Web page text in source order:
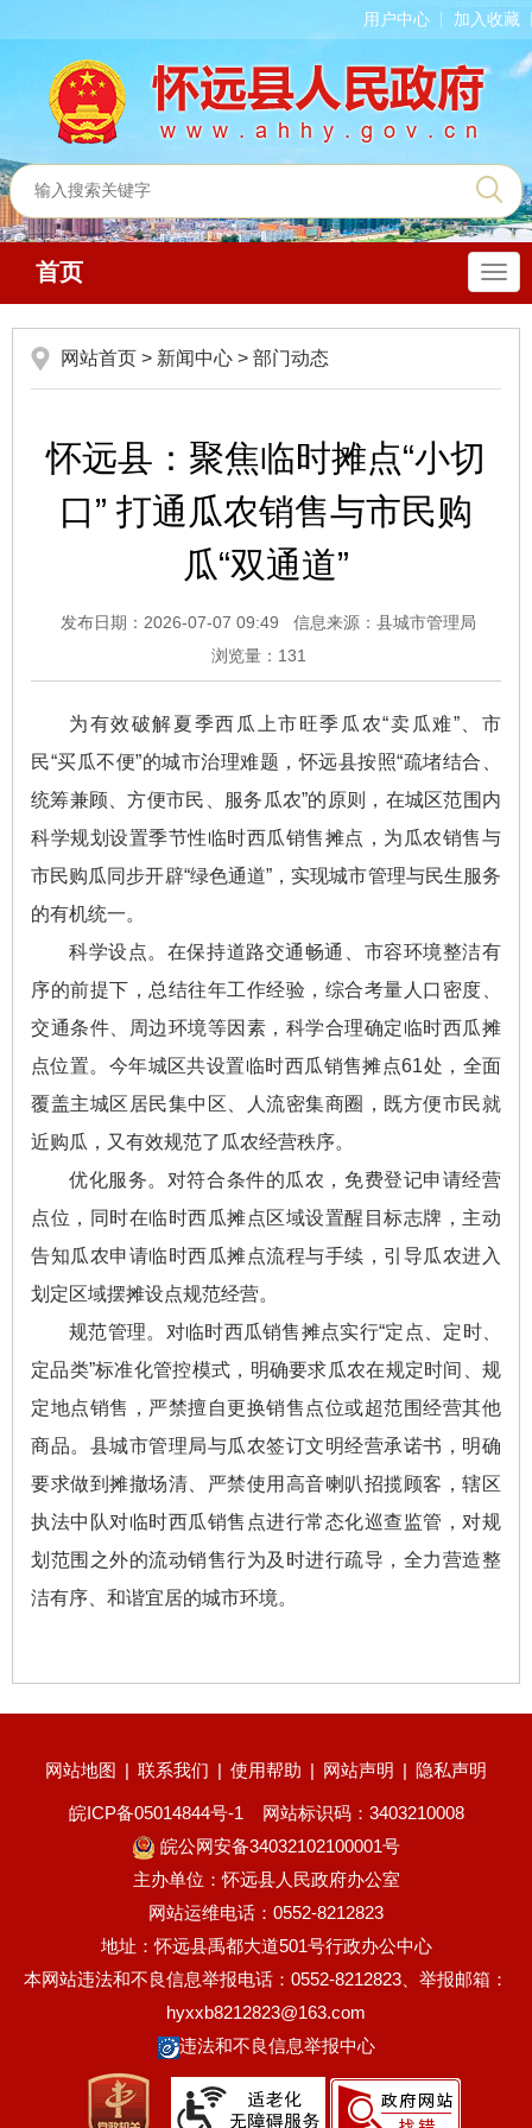
用户中心 加入收藏
导
航
首页
网站首页 > 新闻中心 > 部门动态
怀远县：聚焦临时摊点“小切
口” 打通瓜农销售与市民购
瓜“双通道”
发布日期：2026-07-07 09:49
信息来源：县城市管理局
浏览量： 131
为有效破解夏季西瓜上市旺季瓜农“卖瓜难”、市
民“买瓜不便”的城市治理难题，怀远县按照“疏堵结合、
统筹兼顾、方便市民、服务瓜农”的原则，在城区范围内
科学规划设置季节性临时西瓜销售摊点，为瓜农销售与
市民购瓜同步开辟“绿色通道”，实现城市管理与民生服务
的有机统一。
科学设点。在保持道路交通畅通、市容环境整洁有
序的前提下，总结往年工作经验，综合考量人口密度、
交通条件、周边环境等因素，科学合理确定临时西瓜摊
点位置。今年城区共设置临时西瓜销售摊点61处，全面
覆盖主城区居民集中区、人流密集商圈，既方便市民就
近购瓜，又有效规范了瓜农经营秩序。
优化服务。对符合条件的瓜农，免费登记申请经营
点位，同时在临时西瓜摊点区域设置醒目标志牌，主动
告知瓜农申请临时西瓜摊点流程与手续，引导瓜农进入
划定区域摆摊设点规范经营。
规范管理。对临时西瓜销售摊点实行“定点、定时、
定品类”标准化管控模式，明确要求瓜农在规定时间、规
定地点销售，严禁擅自更换销售点位或超范围经营其他
商品。县城市管理局与瓜农签订文明经营承诺书，明确
要求做到摊撤场清、严禁使用高音喇叭招揽顾客，辖区
执法中队对临时西瓜销售点进行常态化巡查监管，对规
划范围之外的流动销售行为及时进行疏导，全力营造整
洁有序、和谐宜居的城市环境。
网站地图 | 联系我们 | 使用帮助 | 网站声明 | 隐私声明
皖ICP备05014844号-1
网站标识码：3403210008
皖公网安备34032102100001号
主办单位：怀远县人民政府办公室
网站运维电话：0552-8212823
地址：怀远县禹都大道501号行政办公中心
本网站违法和不良信息举报电话：0552-8212823、举报邮箱：
hyxxb8212823@163.com
违法和不良信息举报中心